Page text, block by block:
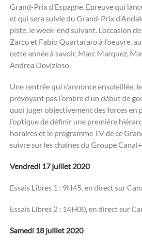
Grand-Prix d’Espagne. Epreuve qui
et qui sera suivie du Grand-Prix
piste, le week-end suivant. L’occasion
Zarco et Fabio Quartararo à l’oeuvre,
cette année à savoir, Marc Marquez,
Andrea Dovizioso.
Une rentrée qui s’annonce ensoleillée,
prévoyant pas l’ombre d’un début de
quoi juger objectivement des forces en
l’optique de définir une première
horaires et le programme TV de ce
suivre sur les chaînes du Groupe
Vendredi 17 juillet 2020
Essais Libres 1 : 9H45, en direct sur
Essais Libres 2 : 14H00, en direct sur
Samedi 18 juillet 2020